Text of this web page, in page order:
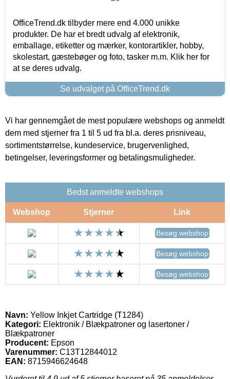
OfficeTrend.dk tilbyder mere end 4.000 unikke
produkter. De har et bredt udvalg af elektronik,
emballage, etiketter og mærker, kontorartikler, hobby,
skolestart, gæstebøger og foto, tasker m.m. Klik her for
at se deres udvalg.
Se udvalget på OfficeTrend.dk
Vi har gennemgået de mest populære webshops og anmeldt
dem med stjerner fra 1 til 5 ud fra bl.a. deres prisniveau,
sortimentstørrelse, kundeservice, brugervenlighed,
betingelser, leveringsformer og betalingsmuligheder.
Bedst anmeldte webshops
Webshop Stjerner Link
Besøg webshop
Besøg webshop
Besøg webshop
Navn: Yellow Inkjet Cartridge (T1284)
Kategori: Elektronik / Blækpatroner og lasertoner /
Blækpatroner
Producent: Epson
Varenummer: C13T12844012
EAN: 8715946624648